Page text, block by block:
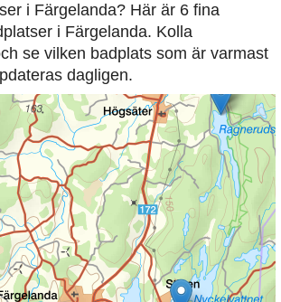
i Färgelanda? Här är 6 fina
i Färgelanda. Kolla
se vilken badplats som är varmast
dagligen.